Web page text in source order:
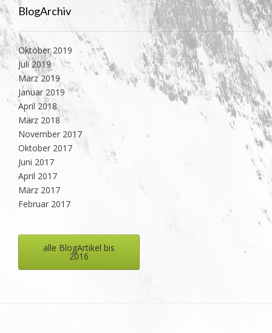
BlogArchiv
Oktober 2019
Juli 2019
März 2019
Januar 2019
April 2018
März 2018
November 2017
Oktober 2017
Juni 2017
April 2017
März 2017
Februar 2017
alle BlogArtikel bis
2016